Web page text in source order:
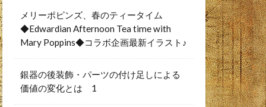
メリーポピンズ、春のティータイム
◆Edwardian Afternoon Tea time with
Mary Poppins◆コラボ企画最新イラスト♪
銀器の後装飾・パーツの付け足しによる
価値の変化とは 1